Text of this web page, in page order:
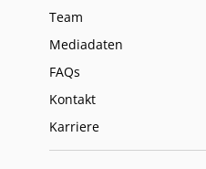
Team
Mediadaten
FAQs
Kontakt
Karriere